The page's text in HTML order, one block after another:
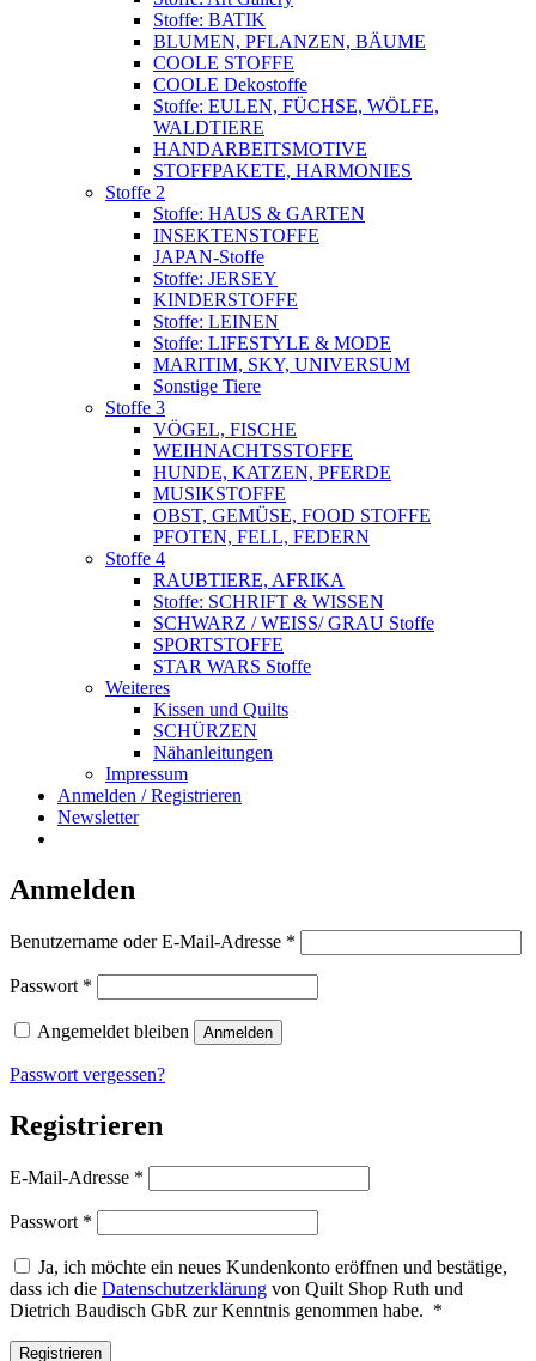
Stoffe: BATIK
BLUMEN, PFLANZEN, BÄUME
COOLE STOFFE
COOLE Dekostoffe
Stoffe: EULEN, FÜCHSE, WÖLFE,
WALDTIERE
HANDARBEITSMOTIVE
STOFFPAKETE, HARMONIES
Stoffe 2
Stoffe: HAUS & GARTEN
INSEKTENSTOFFE
JAPAN-Stoffe
Stoffe: JERSEY
KINDERSTOFFE
Stoffe: LEINEN
Stoffe: LIFESTYLE & MODE
MARITIM, SKY, UNIVERSUM
Sonstige Tiere
Stoffe 3
VÖGEL, FISCHE
WEIHNACHTSSTOFFE
HUNDE, KATZEN, PFERDE
MUSIKSTOFFE
OBST, GEMÜSE, FOOD STOFFE
PFOTEN, FELL, FEDERN
Stoffe 4
RAUBTIERE, AFRIKA
Stoffe: SCHRIFT & WISSEN
SCHWARZ / WEISS/ GRAU Stoffe
SPORTSTOFFE
STAR WARS Stoffe
Weiteres
Kissen und Quilts
SCHÜRZEN
Nähanleitungen
Impressum
Anmelden / Registrieren
Newsletter
Anmelden
Benutzername oder E-Mail-Adresse *
Passwort *
Angemeldet bleiben Anmelden
Passwort vergessen?
Registrieren
E-Mail-Adresse *
Passwort *
Ja, ich möchte ein neues Kundenkonto eröffnen und bestätige,
dass ich die Datenschutzerklärung von Quilt Shop Ruth und
Dietrich Baudisch GbR zur Kenntnis genommen habe. *
Registrieren